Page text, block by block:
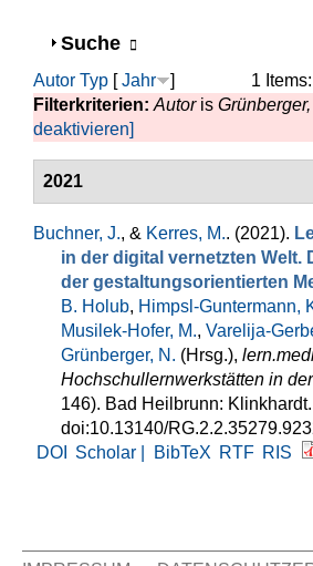
Anzeigen
Suche
1 Items:
Autor Typ [Jahr
]
Filterkriterien: Autoris
deaktivieren]
2021
Buchner, J., & Kerres, M.. (2021).
in der digital vernetzten Welt.
der gestaltungsorientierten
B. Holub, Himpsl-Guntermann,
Musilek-Hofer, M., Varelija-
Grünberger, N. (Hrsg.),
Hochschullernwerkstätten in
146). Bad Heilbrunn: Klinkhardt.
doi:10.13140/
DOI
Scholar | BibTeX RTF RIS